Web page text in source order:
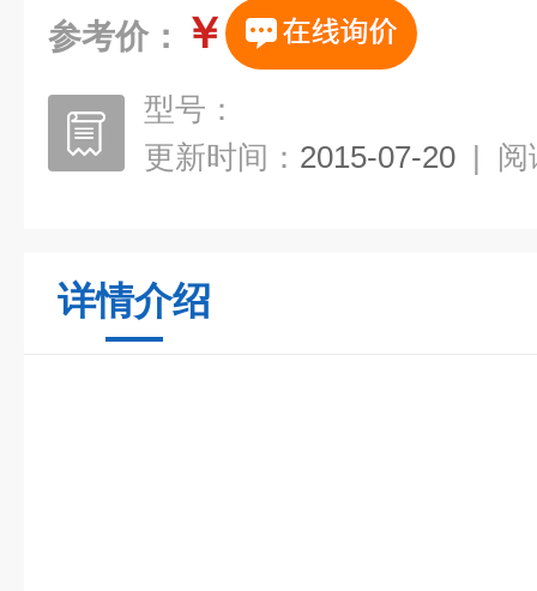
参考价： ￥
型号：
更新时间： 2015-07-20 | 阅
详情介绍